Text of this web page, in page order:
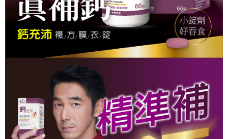
【注意事項】
１．透過由恩沛科技股份有限公司提供之「AFTEE先享後付」服務完成之交
易，需依本服務之必要範圍內提供個人資料，並將交易相關給付款項請求債
權轉讓予恩沛科技股份有限公司。
２．關於個人資料處理事宜，請瀏覽以下網址：
https://aftee.tw/terms/#terms3
３．未成年的使用者請事先徵得法定代理人或監護人之同意方可使用
「AFTEE先享後付」，若未經同意申辦者引起之損失，本公司不負相關責
４．使用「AFTEE先享後付」時，將依據個別帳號之用戶狀況，依本公司即
時審查核予不同之上限額度；若仍有額度不足之情形，本公司將視審查結果
請求用戶進行身份認證。
５．嚴禁一人註冊多個帳號或使用他人資訊註冊。若發現惡意使用之情形，
恩沛科技股份有限公司將有權停止該用戶之使用額度並採取法律行動。
每筆NT$90，滿NT$1,000(含以上)免運費
全家已付單組免運
免運費
萊爾富取貨付款
每筆NT$90，滿NT$1,000(含以上)免運費
萊爾富未付精選單組
免運費
付款後萊爾富取貨
每筆NT$90，滿NT$1,000(含以上)免運費